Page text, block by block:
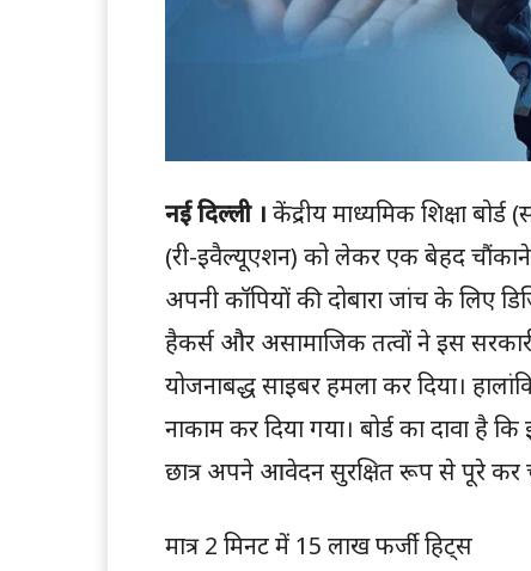
नई दिल्ली । केंद्रीय माध्यमिक शिक्षा
(री-इवैल्यूएशन) को लेकर एक बेहद
अपनी कॉपियों की दोबारा जांच के लिए
हैकर्स और असामाजिक तत्वों ने इस
योजनाबद्ध साइबर हमला कर दिया।
नाकाम कर दिया गया। बोर्ड का दावा
छात्र अपने आवेदन सुरक्षित रूप से पूरे कर
मात्र 2 मिनट में 15 लाख फर्जी हिट्स